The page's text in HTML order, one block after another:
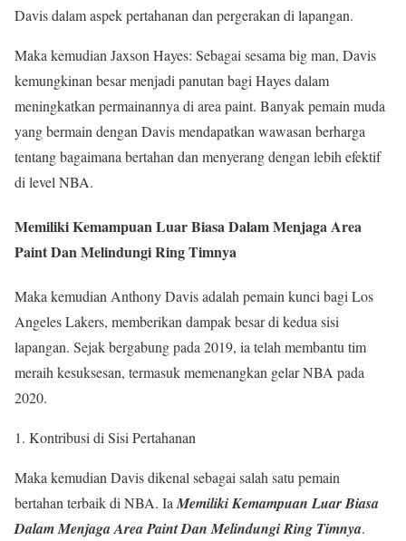
Davis dalam aspek pertahanan dan pergerakan di lapangan.
Maka kemudian Jaxson Hayes: Sebagai sesama big man, Davis
kemungkinan besar menjadi panutan bagi Hayes dalam
meningkatkan permainannya di area paint. Banyak pemain muda
yang bermain dengan Davis mendapatkan wawasan berharga
tentang bagaimana bertahan dan menyerang dengan lebih efektif
di level NBA.
Memiliki Kemampuan Luar Biasa Dalam Menjaga Area
Paint Dan Melindungi Ring Timnya
Maka kemudian Anthony Davis adalah pemain kunci bagi Los
Angeles Lakers, memberikan dampak besar di kedua sisi
lapangan. Sejak bergabung pada 2019, ia telah membantu tim
meraih kesuksesan, termasuk memenangkan gelar NBA pada
2020.
Kontribusi di Sisi Pertahanan
Maka kemudian Davis dikenal sebagai salah satu pemain
bertahan terbaik di NBA. IaMemiliki Kemampuan Luar Biasa
Dalam Menjaga Area Paint Dan Melindungi Ring Timnya.